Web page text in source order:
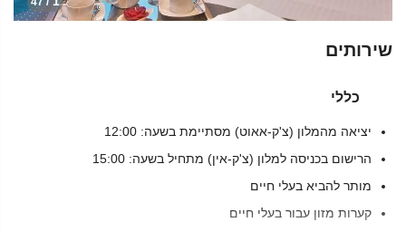
שירותים
כללי
יציאה מהמלון (צ'ק-אאוט) מסתיימת בשעה: 12:00
הרישום בכניסה למלון (צ'ק-אין) מתחיל בשעה: 15:00
מותר להביא בעלי חיים
קערות מזון עבור בעלי חיים